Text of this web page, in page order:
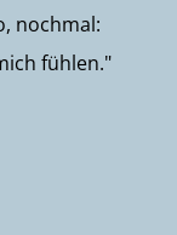
nochmal:
fühlen."